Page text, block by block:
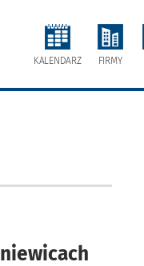
KALENDARZ FIRMY